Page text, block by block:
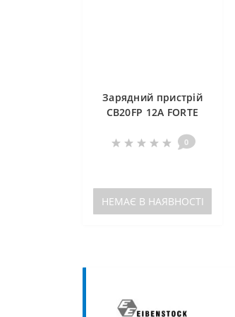
Зарядний пристрій
CB20FP 12А FORTE
0
НЕМАЄ В НАЯВНОСТІ